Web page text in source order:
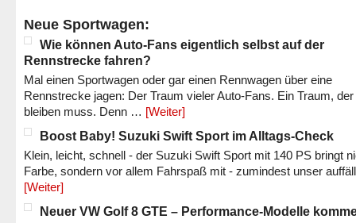
Neue Sportwagen:
Wie können Auto-Fans eigentlich selbst auf der
Rennstrecke fahren?
Mal einen Sportwagen oder gar einen Rennwagen über eine
Rennstrecke jagen: Der Traum vieler Auto-Fans. Ein Traum,
bleiben muss. Denn … [Weiter]
Boost Baby! Suzuki Swift Sport im Alltags-Check
Klein, leicht, schnell - der Suzuki Swift Sport mit 140 PS bringt
Farbe, sondern vor allem Fahrspaß mit - zumindest unser
[Weiter]
Neuer VW Golf 8 GTE – Performance-Modelle